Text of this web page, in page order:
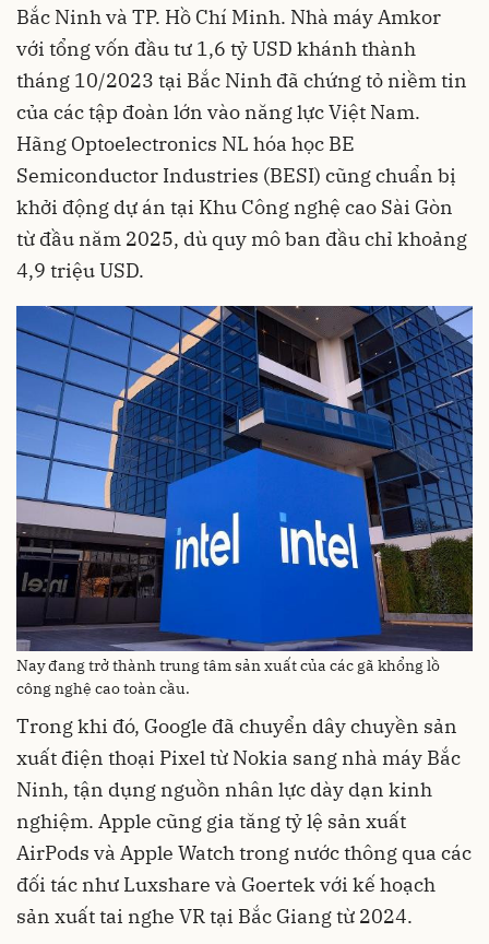
Bắc Ninh và TP. Hồ Chí Minh. Nhà máy Amkor
với tổng vốn đầu tư 1,6 tỷ USD khánh thành
tháng 10/2023 tại Bắc Ninh đã chứng tỏ niềm tin
của các tập đoàn lớn vào năng lực Việt Nam.
Hãng Optoelectronics NL hóa học BE
Semiconductor Industries (BESI) cũng chuẩn bị
khởi động dự án tại Khu Công nghệ cao Sài Gòn
từ đầu năm 2025, dù quy mô ban đầu chỉ khoảng
4,9 triệu USD.
Nay đang trở thành trung tâm sản xuất của các gã khổng lồ
công nghệ cao toàn cầu.
Trong khi đó, Google đã chuyển dây chuyền sản
xuất điện thoại Pixel từ Nokia sang nhà máy Bắc
Ninh, tận dụng nguồn nhân lực dày dạn kinh
nghiệm. Apple cũng gia tăng tỷ lệ sản xuất
AirPods và Apple Watch trong nước thông qua các
đối tác như Luxshare và Goertek với kế hoạch
sản xuất tai nghe VR tại Bắc Giang từ 2024.